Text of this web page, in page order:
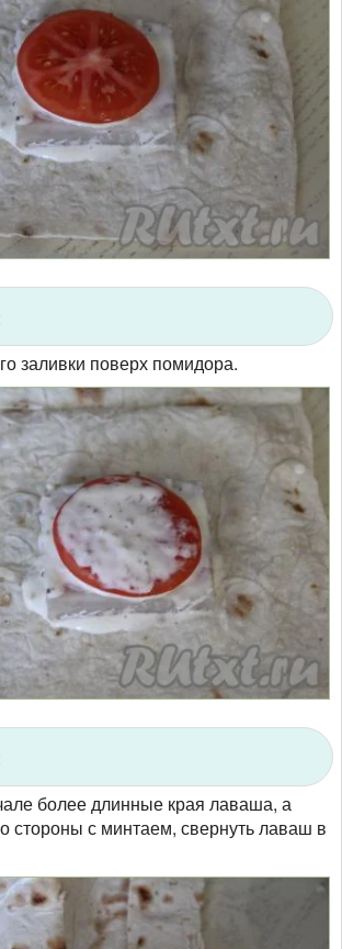
заливки поверх помидора.
более длинные края лаваша, а
стороны с минтаем, свернуть лаваш в